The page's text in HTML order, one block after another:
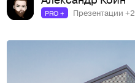
PRO + Презентации +2